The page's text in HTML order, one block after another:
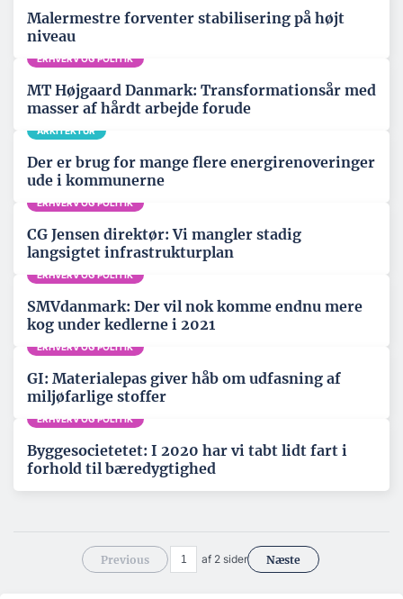
Malermestre forventer stabilisering på højt
niveau
ERHVERV OG POLITIK
MT Højgaard Danmark: Transformationsår med
masser af hårdt arbejde forude
ARKITEKTUR
Der er brug for mange flere energirenoveringer
ude i kommunerne
ERHVERV OG POLITIK
CG Jensen direktør: Vi mangler stadig
langsigtet infrastrukturplan
ERHVERV OG POLITIK
SMVdanmark: Der vil nok komme endnu mere
kog under kedlerne i 2021
ERHVERV OG POLITIK
GI: Materialepas giver håb om udfasning af
miljøfarlige stoffer
ERHVERV OG POLITIK
Byggesocietetet: I 2020 har vi tabt lidt fart i
forhold til bæredygtighed
Previous af 2 sider Næste